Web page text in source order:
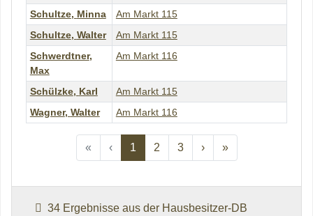
Schultze, Minna
Am Markt 115
Schultze, Walter
Am Markt 115
Schwerdtner,
Max
Am Markt 116
Schülzke, Karl
Am Markt 115
Wagner, Walter Am Markt 116
«Previous
‹Previous
1 2 3 ›Next
»Previous
34 Ergebnisse aus der Hausbesitzer-DB